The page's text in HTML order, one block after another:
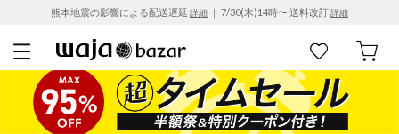
熊本地震の影響による配送遅延 詳細 ｜ 7/30(木)14時〜 送料改訂詳細